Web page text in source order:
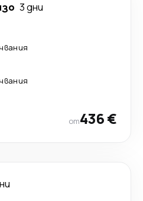
3 дни
от436 €